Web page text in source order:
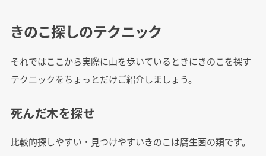
きのこ探しのテクニック
それではここから実際に山を歩いているときにきのこを探す
テクニックをちょっとだけご紹介しましょう。
死んだ木を探せ
比較的探しやすい・見つけやすいきのこは腐生菌の類です。